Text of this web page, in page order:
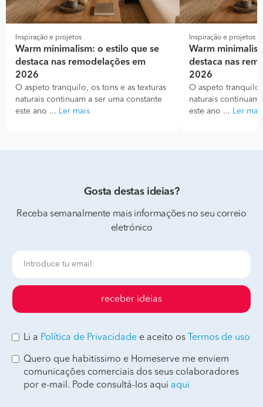
Inspiração e projetos
Warm minimalism: o estilo que se
destaca nas remodelações em
2026
O aspeto tranquilo, os tons e as texturas
naturais continuam a ser uma constante
este ano ... Ler mais
Inspiração e projetos
Warm
destaca nas
2026
O aspeto
naturais continuam
este ano ... Ler mais
Gosta destas ideias?
Receba semanalmente mais informações no seu correio
eletrónico
receber ideias
Li a Política de Privacidade e aceito os Termos de uso
Quero que habitissimo e Homeserve me enviem
comunicações comerciais dos seus colaboradores
por e-mail. Pode consultá-los aqui aqui